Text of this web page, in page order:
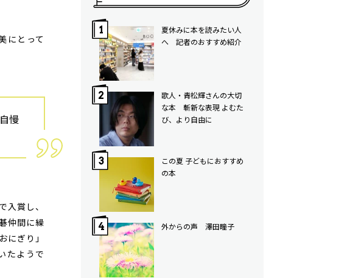
にとって
慢
賞し、
仲間に繰
ぎり」
たようで
夏休みに本を読みたい人
へ 記者のおすすめ紹介
歌人・青松輝さんの大切
な本 斬新な表現 よむた
び、より自由に
この夏 子どもにおすすめ
の本
外からの声 澤田瞳子